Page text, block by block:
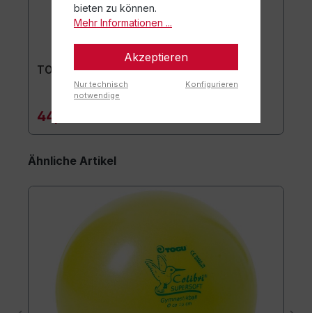
TOGU Premium Easy Matte
44,90 €*
Ähnliche Artikel
bieten zu können.
Mehr Informationen ...
Akzeptieren
Nur technisch
notwendige
Konfigurieren